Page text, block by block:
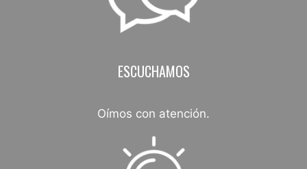
ESCUCHAMOS
Oímos con atención.